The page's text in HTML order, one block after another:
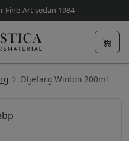
Fine-Art sedan 1984
Oljefärg Winton 200ml